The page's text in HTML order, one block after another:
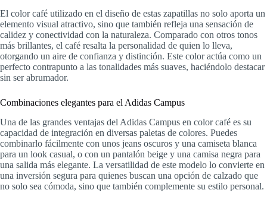
El color café utilizado en el diseño de estas zapatillas no solo aporta un
elemento visual atractivo, sino que también refleja una sensación de
calidez y conectividad con la naturaleza. Comparado con otros tonos
más brillantes, el café resalta la personalidad de quien lo lleva,
otorgando un aire de confianza y distinción. Este color actúa como un
perfecto contrapunto a las tonalidades más suaves, haciéndolo destacar
sin ser abrumador.
Combinaciones elegantes para el Adidas Campus
Una de las grandes ventajas del Adidas Campus en color café es su
capacidad de integración en diversas paletas de colores. Puedes
combinarlo fácilmente con unos jeans oscuros y una camiseta blanca
para un look casual, o con un pantalón beige y una camisa negra para
una salida más elegante. La versatilidad de este modelo lo convierte en
una inversión segura para quienes buscan una opción de calzado que
no solo sea cómoda, sino que también complemente su estilo personal.